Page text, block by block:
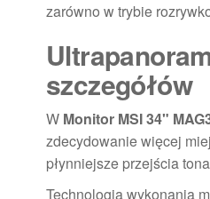
zarówno w trybie
szczegółów
W Monitor MSI 34"
zdecydowanie więcej
płynniejsze przejścia
Technologia wykonania